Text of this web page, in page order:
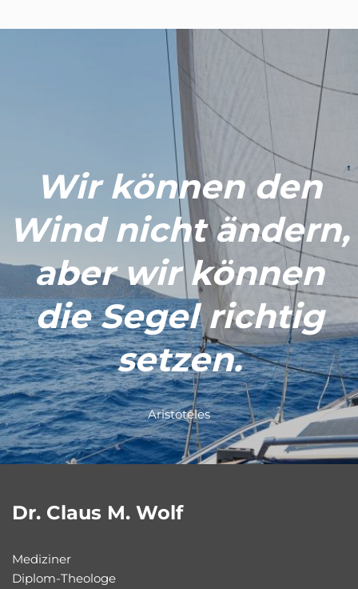
Wir können den
Wind nicht ändern,
aber wir können
die Segel richtig
setzen.
Aristoteles
Dr. Claus M. Wolf
Mediziner
Diplom-Theologe